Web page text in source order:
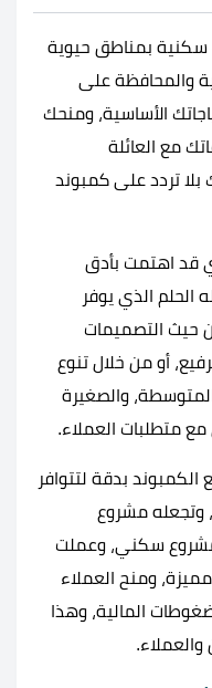
سكنية بمناطق حيوية
والمحافظة على
الأساسية، ومنحك
مع العائلة
بلا تردد على كمبوند
قد اهتمت بأدق
الحلم الذي يوفر
حيث التصميمات
أو من خلال تنوع
والصغيرة
مع متطلبات العملاء.
بدقة لتتوافر
وتجعله مشروع
سكني، وعملت
ومنح العملاء
المالية، وهذا